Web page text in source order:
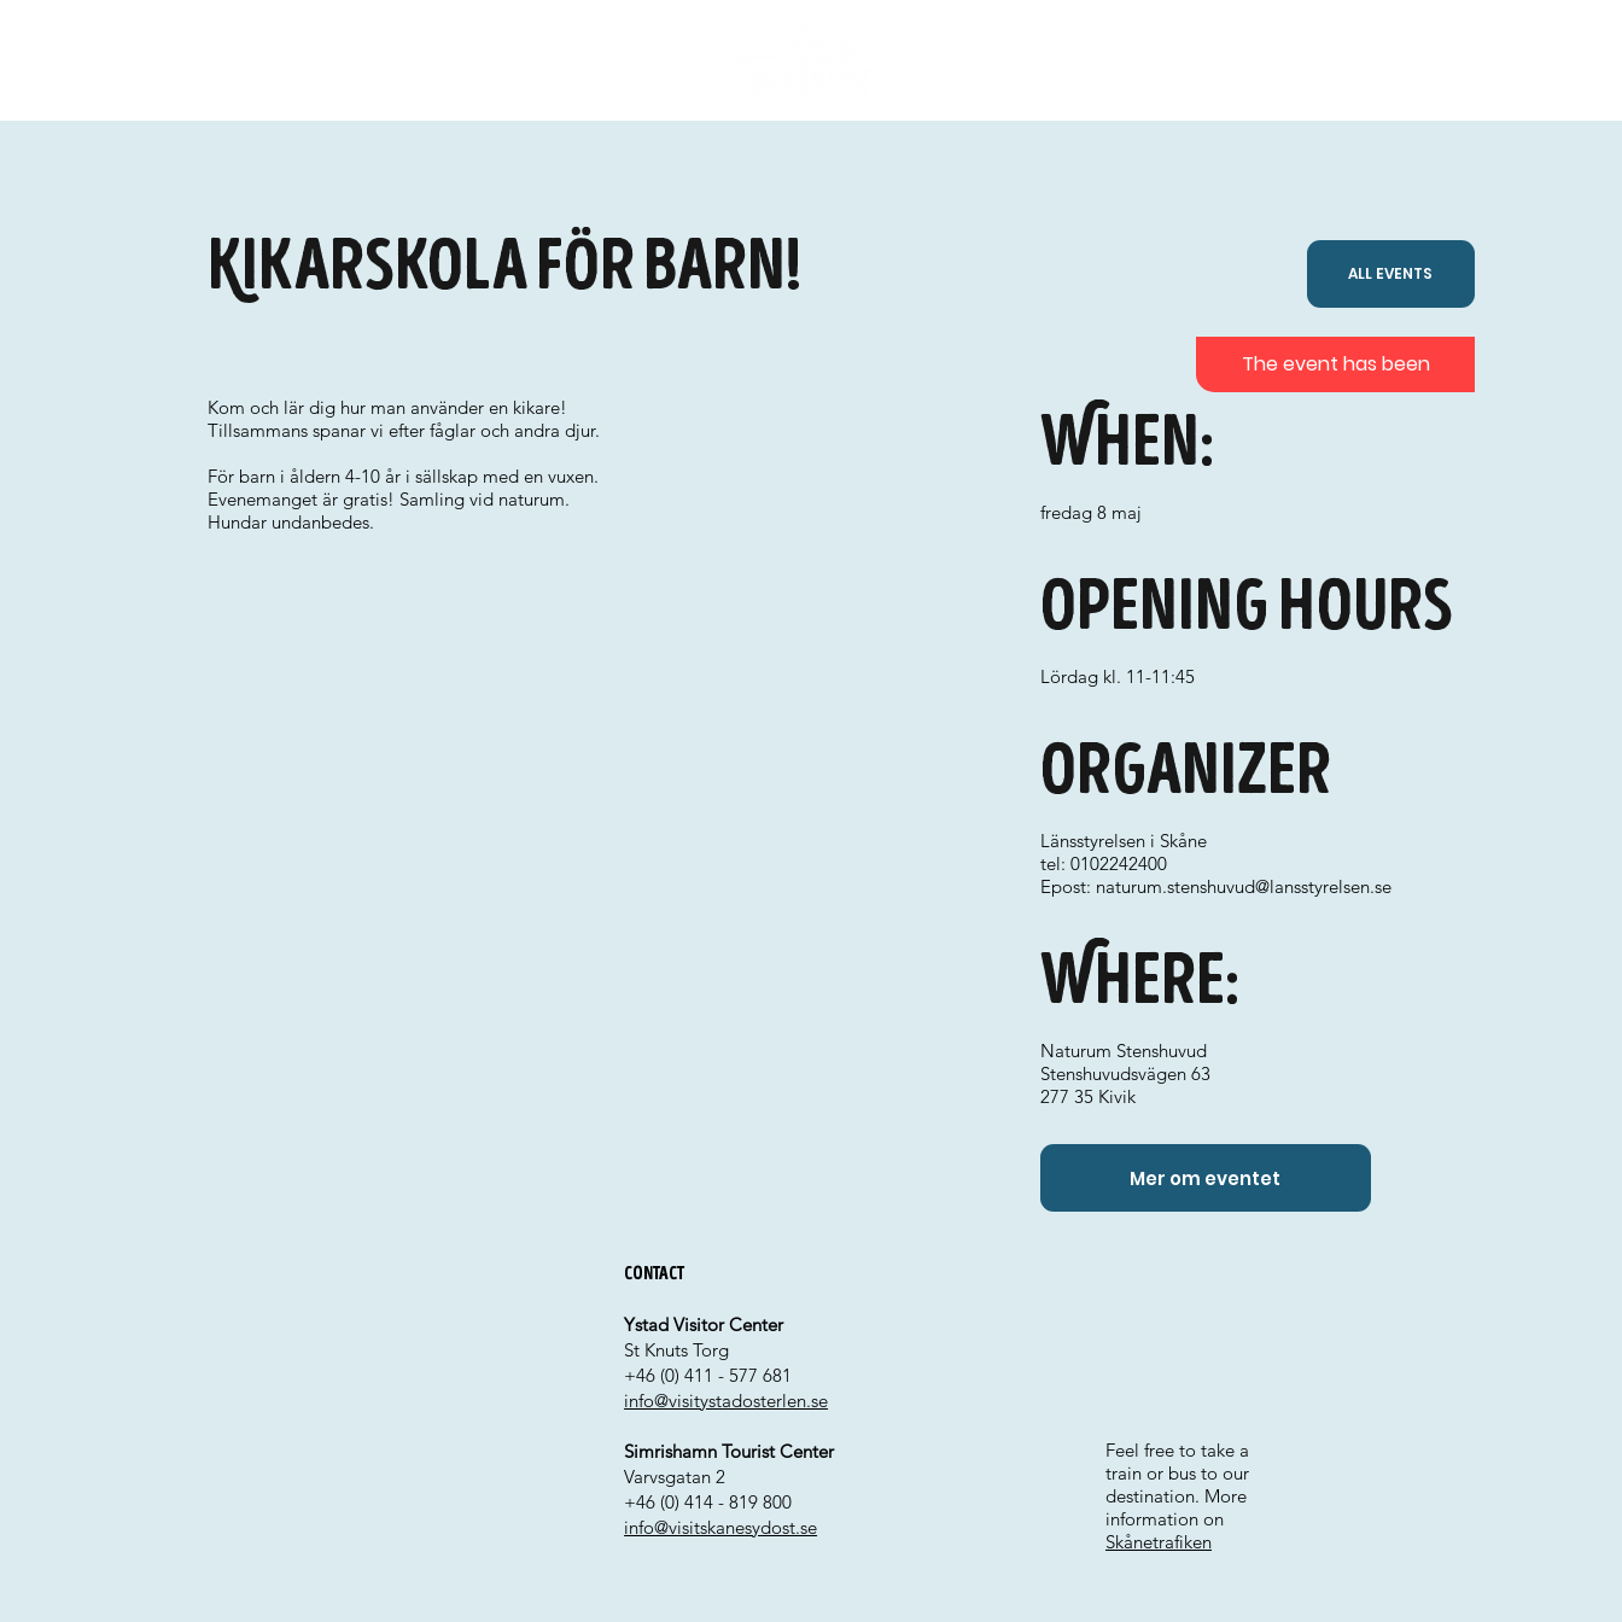
Kikarskola för barn! ALL EVENTS
Kom och lär dig hur man använder en kikare!
Tillsammans spanar vi efter fåglar och andra djur.
För barn i åldern 4-10 år i sällskap med en vuxen.
Evenemanget är gratis! Samling vid naturum.
Hundar undanbedes.
When:
fredag 8 maj
Where:
Organizer
Länsstyrelsen i Skåne
tel: 0102242400
Epost: naturum.stenshuvud@lansstyrelsen.se
Naturum Stenshuvud
Stenshuvudsvägen 63
277 35 Kivik
Opening hours
Lördag kl. 11-11:45
Mer om eventet
The event has been
Contact
Ystad Visitor Center
St Knuts Torg
+46 (0) 411 - 577 681
info@visitystadosterlen.se
Simrishamn Tourist Center
Varvsgatan 2
+46 (0) 414 - 819 800
info@visitskanesydost.se
Feel free to take a
train or bus to our
destination. More
information on
Skånetrafiken